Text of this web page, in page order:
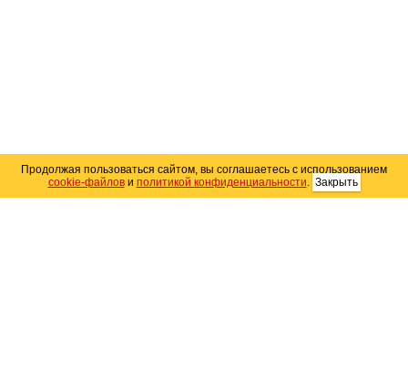
Продолжая пользоваться сайтом, вы соглашаетесь с использованием
cookie-файлови политикой конфиденциальности. Закрыть